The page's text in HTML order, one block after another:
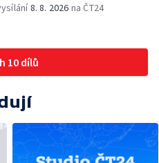
8. 8. 2026 na ČT24
10 dílů